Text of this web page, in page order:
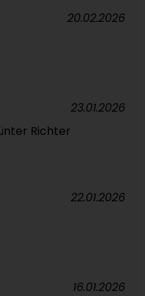
20.02.2026
Richter
23.01.2026
22.01.2026
16.01.2026